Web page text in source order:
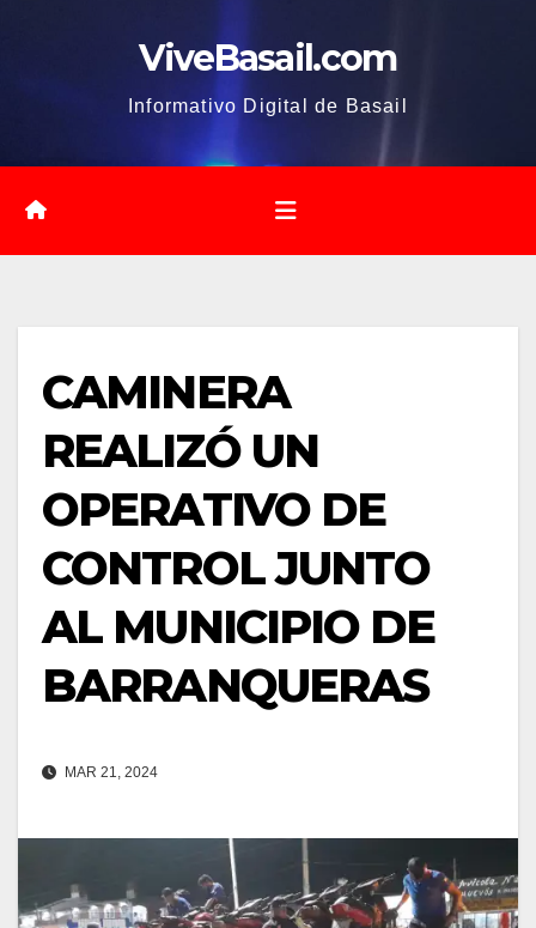
ViveBasail.com
Informativo Digital de Basail
CAMINERA
REALIZÓ UN
OPERATIVO DE
CONTROL JUNTO
AL MUNICIPIO DE
BARRANQUERAS
MAR 21, 2024